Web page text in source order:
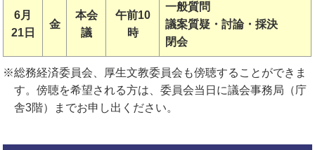
6月
21日
金
本会
議
午前10
時
一般質問
議案質疑・討論・採決
閉会
※総務経済委員会、厚生文教委員会も傍聴することができま
す。傍聴を希望される方は、委員会当日に議会事務局（庁
舎3階）までお申し出ください。